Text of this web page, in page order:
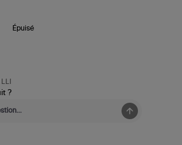
Épuisé
?